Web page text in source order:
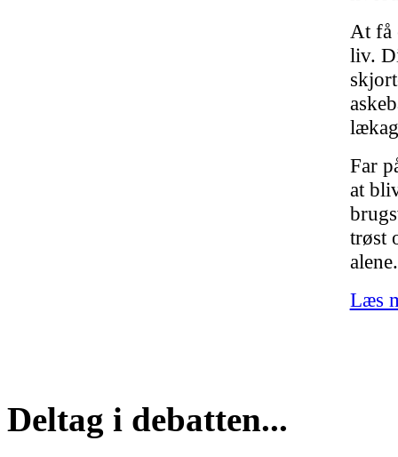
At få
liv.
Far
at
trøst
alene.
Læs
Deltag i debatten...